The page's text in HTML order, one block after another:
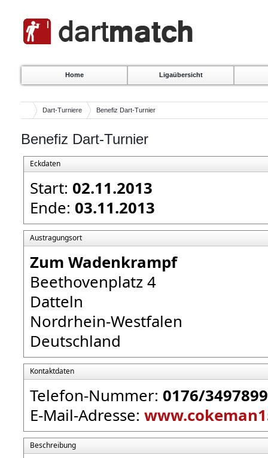
Home Ligaübersicht
Dart-Turniere Benefiz Dart-Turnier
Benefiz Dart-Turnier
Eckdaten
Start: 02.11.2013
Ende: 03.11.2013
Austragungsort
Zum Wadenkrampf
Beethovenplatz 4
Datteln
Nordrhein-Westfalen
Deutschland
Kontaktdaten
Telefon-Nummer: 0176/
E-Mail-Adresse:
Beschreibung